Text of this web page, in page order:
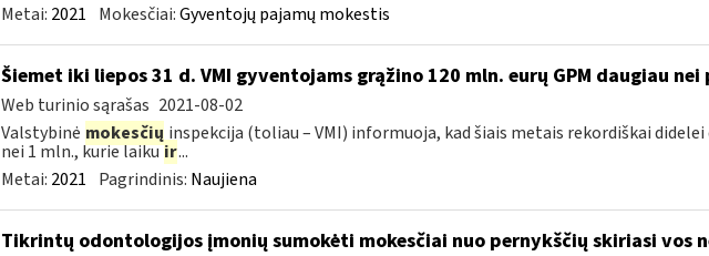
Metai: 2021 Mokesčiai:Gyventojų pajamų mokestis
Šiemet iki liepos 31 d. VMI gyventojams grąžino 120 mln. eurų GPM daugiau nei
Web turinio sąrašas 2021-08-02
Valstybinė mokesčių inspekcija (toliau – VMI) informuoja, kad šiais metais rekordiškai
nei 1 mln., kurie laikuir...
Metai: 2021 Pagrindinis: Naujiena
Tikrintų odontologijos įmonių sumokėti mokesčiai nuo pernykščių skiriasi vos